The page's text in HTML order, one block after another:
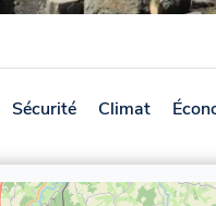
Sécurité Climat